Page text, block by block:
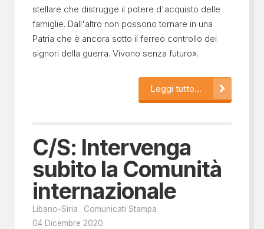
stellare che distrugge il potere d'acquisto delle
famiglie. Dall'altro non possono tornare in una
Patria che è ancora sotto il ferreo controllo dei
signori della guerra. Vivono senza futuro».
Leggi tutto...
C/S: Intervenga
subito la Comunità
internazionale
Libano-Siria
Comunicati Stampa
04 Dicembre 2020